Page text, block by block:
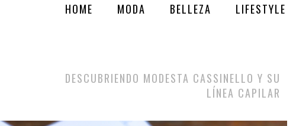
HOME MODA BELLEZA LIFESTYLE
DESCUBRIENDO MODESTA CASSINELLO Y SU
LÍNEA CAPILAR